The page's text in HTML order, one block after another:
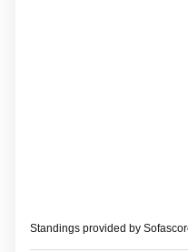
Standings provided by